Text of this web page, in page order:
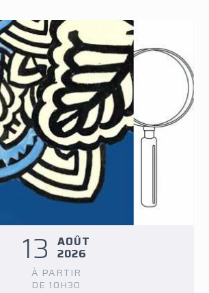
13 AOÛT
2026
À PARTIR
DE 10H30